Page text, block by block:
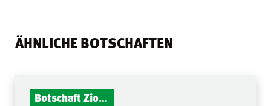
ÄHNLICHE BOTSCHAFTEN
Botschaft Zionshalle